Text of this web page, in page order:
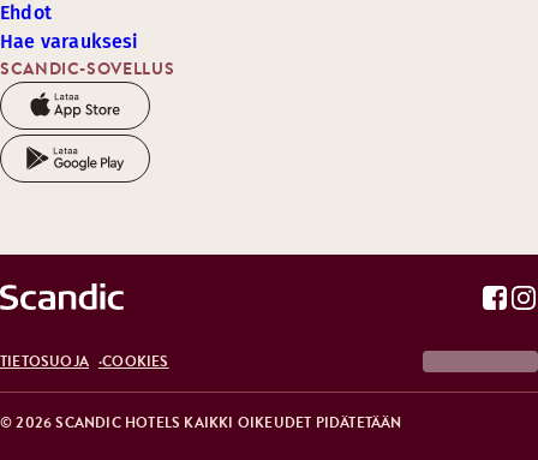
SCANDIC-SOVELLUS
Ehdot
Hae varauksesi
© 2026 SCANDIC HOTELS KAIKKI OIKEUDET PIDÄTETÄÄN
TIETOSUOJA COOKIES